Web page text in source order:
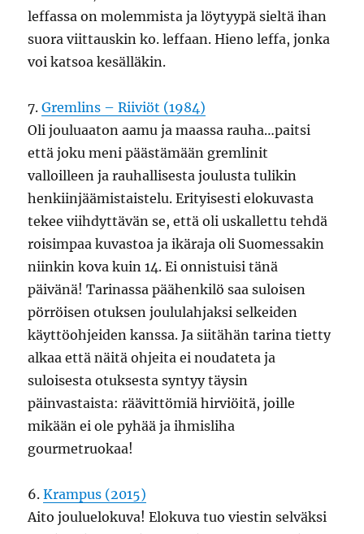
leffassa on molemmista ja löytyypä sieltä ihan
suora viittauskin ko. leffaan. Hieno leffa, jonka
voi katsoa kesälläkin.
7.Gremlins – Riiviöt (1984)
Oli jouluaaton aamu ja maassa rauha…paitsi
että joku meni päästämään gremlinit
valloilleen ja rauhallisesta joulusta tulikin
henkiinjäämistaistelu. Erityisesti elokuvasta
tekee viihdyttävän se, että oli uskallettu tehdä
roisimpaa kuvastoa ja ikäraja oli Suomessakin
niinkin kova kuin 14. Ei onnistuisi tänä
päivänä! Tarinassa päähenkilö saa suloisen
pörröisen otuksen joululahjaksi selkeiden
käyttöohjeiden kanssa. Ja siitähän tarina tietty
alkaa että näitä ohjeita ei noudateta ja
suloisesta otuksesta syntyy täysin
päinvastaista: räävittömiä hirviöitä, joille
mikään ei ole pyhää ja ihmisliha
gourmetruokaa!
6.Krampus (2015)
Aito jouluelokuva! Elokuva tuo viestin selväksi